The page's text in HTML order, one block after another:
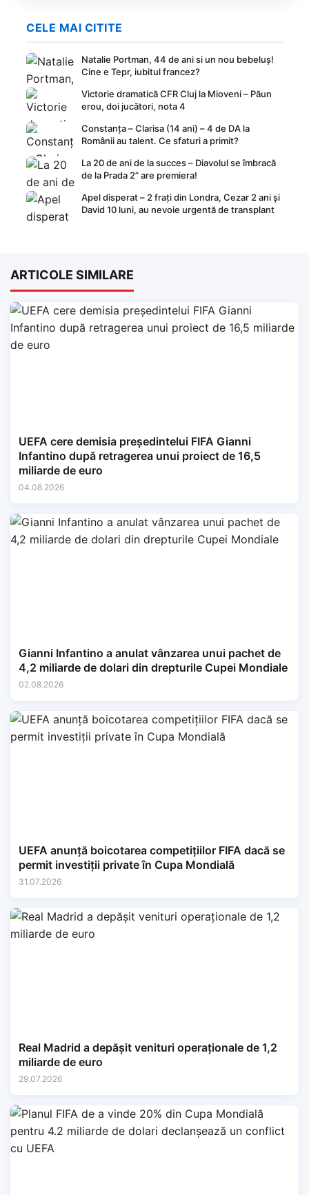
CELE MAI CITITE
Natalie Portman, 44 de ani si un nou bebeluș!
Cine e Tepr, iubitul francez?
Victorie dramatică CFR Cluj la Mioveni – Păun
erou, doi jucători, nota 4
Constanța – Clarisa (14 ani) – 4 de DA la
Românii au talent. Ce sfaturi a primit?
La 20 de ani de la succes – Diavolul se îmbracă
de la Prada 2” are premiera!
Apel disperat – 2 frați din Londra, Cezar 2 ani și
David 10 luni, au nevoie urgentă de transplant
ARTICOLE SIMILARE
UEFA cere demisia președintelui FIFA Gianni
Infantino după retragerea unui proiect de 16,5
miliarde de euro
04.08.2026
Gianni Infantino a anulat vânzarea unui pachet de
4,2 miliarde de dolari din drepturile Cupei Mondiale
02.08.2026
UEFA anunță boicotarea competițiilor FIFA dacă se
permit investiții private în Cupa Mondială
31.07.2026
Real Madrid a depășit venituri operaționale de 1,2
miliarde de euro
29.07.2026